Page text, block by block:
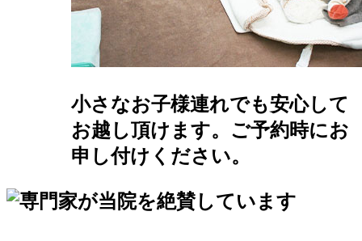
小さなお子様連れでも安心して
お越し頂けます。ご予約時にお
申し付けください。